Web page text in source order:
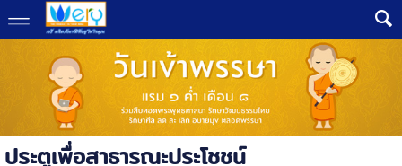
ประตูเพื่อสาธารณะประโชชน์